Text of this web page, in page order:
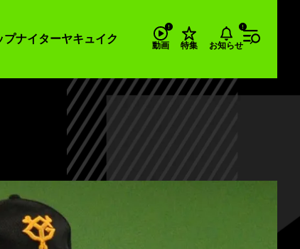
プナイターヤキュイク
動画 特集 お知らせ